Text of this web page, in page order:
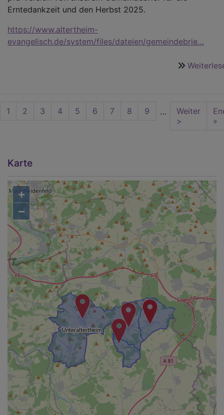
Erntedankzeit und den Herbst 2025.
https://www.altertheim-
evangelisch.de/system/files/dateien/gemeindebrie…
Seitennummerierung
Aktuelle
1 Seite
2 Seite
3 Seite
4 Seite
5 Seite
6 Seite
7 Seite
8 Seite
9 …
Nächste
Seite
Weiter
>
»
Karte
+
−